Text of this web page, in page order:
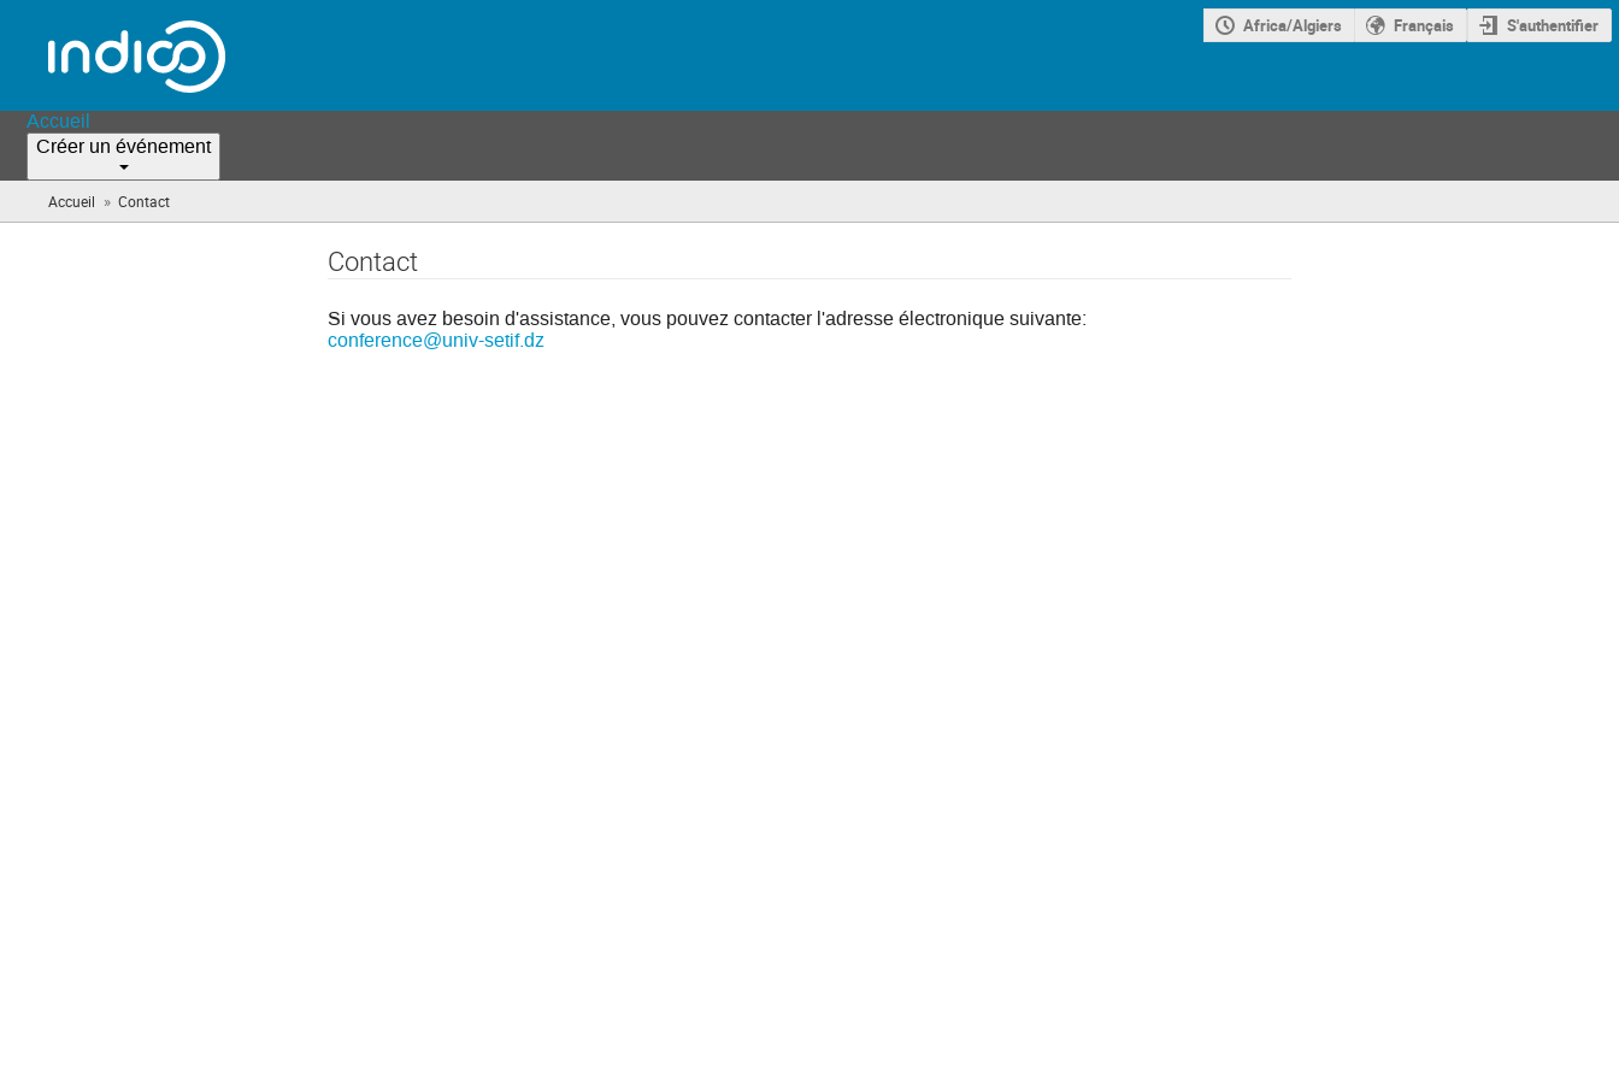
Africa/Algiers Français S'authentifier
Accueil
Créer un événement
Accueil » Contact
êtes
Contact
Si vous avez besoin d'assistance, vous pouvez contacter l'adresse électronique suivante:
conference@univ-setif.dz